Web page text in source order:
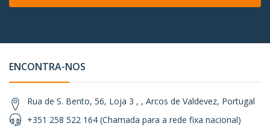
ENCONTRA-NOS
Rua de S. Bento, 56, Loja 3 , , Arcos de Valdevez, Portugal
+351 258 522 164 (Chamada para a rede fixa nacional)